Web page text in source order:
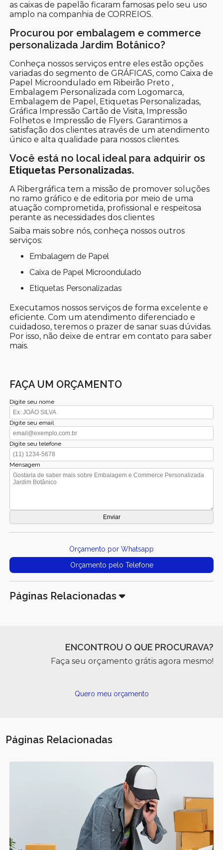
as caixas de papelão ficaram famosas pelo seu uso
amplo na companhia de CORREIOS.
Procurou por embalagem e commerce
personalizada Jardim Botânico?
Conheça nossos serviços entre eles estão opções
variadas do segmento de GRÁFICAS, como Caixa de
Papel Microondulado em Ribeirão Preto ,
Embalagem Personalizada com Logomarca,
Embalagem de Papel, Etiquetas Personalizadas,
Gráfica Impressão Cartão de Visita, Impressão
Folhetos e Impressão de Flyers. Garantimos a
satisfação dos clientes através de um atendimento
único e alta qualidade para nossos clientes.
Você está no local ideal para adquirir os
Etiquetas Personalizadas.
A Ribergráfica tem a missão de promover soluções
no ramo gráfico e de editoria por meio de uma
atuação comprometida, profissional e respeitosa
perante as necessidades dos clientes
Saiba mais sobre nós, conheça nossos outros
serviços:
Embalagem de Papel
Caixa de Papel Microondulado
Etiquetas Personalizadas
Executamos nossos serviços de forma excelente e
eficiente. Com um atendimento diferenciado e
cuidadoso, teremos o prazer de sanar suas dúvidas.
Por isso, não deixe de entrar em contato para saber
mais.
FAÇA UM ORÇAMENTO
Digite seu nome
Digite seu email
Digite seu telefone
Mensagem
Orçamento por Whatsapp
Orçamento pelo Telefone
Páginas Relacionadas
ENCONTROU O QUE PROCURAVA?
Faça seu orçamento grátis agora mesmo!
Quero meu orçamento
Páginas Relacionadas